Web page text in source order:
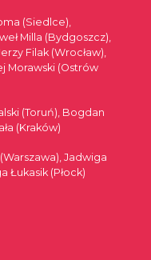
(Siedlce),
Milla (Bydgoszcz),
Filak (Wrocław),
Morawski (Ostrów
(Toruń), Bogdan
(Kraków)
Jadwiga
Łukasik (Płock)